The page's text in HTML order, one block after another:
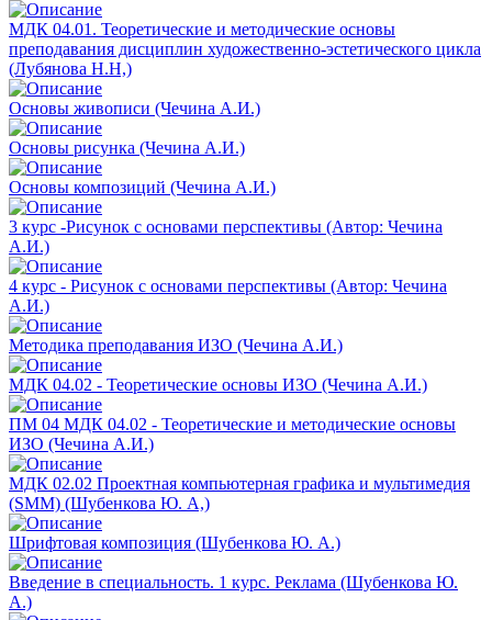
МДК 04.01. Теоретические и методические основы
преподавания дисциплин художественно-эстетического цикла
(Лубянова Н.Н,)
Основы живописи (Чечина А.И.)
Основы рисунка (Чечина А.И.)
Основы композиций (Чечина А.И.)
3 курс -Рисунок с основами перспективы (Автор: Чечина
А.И.)
4 курс - Рисунок с основами перспективы (Автор: Чечина
А.И.)
Методика преподавания ИЗО (Чечина А.И.)
МДК 04.02 - Теоретические основы ИЗО (Чечина А.И.)
ПМ 04 МДК 04.02 - Теоретические и методические основы
ИЗО (Чечина А.И.)
МДК 02.02 Проектная компьютерная графика и мультимедия
(SMM) (Шубенкова Ю. А,)
Шрифтовая композиция (Шубенкова Ю. А.)
Введение в специальность. 1 курс. Реклама (Шубенкова Ю.
А.)